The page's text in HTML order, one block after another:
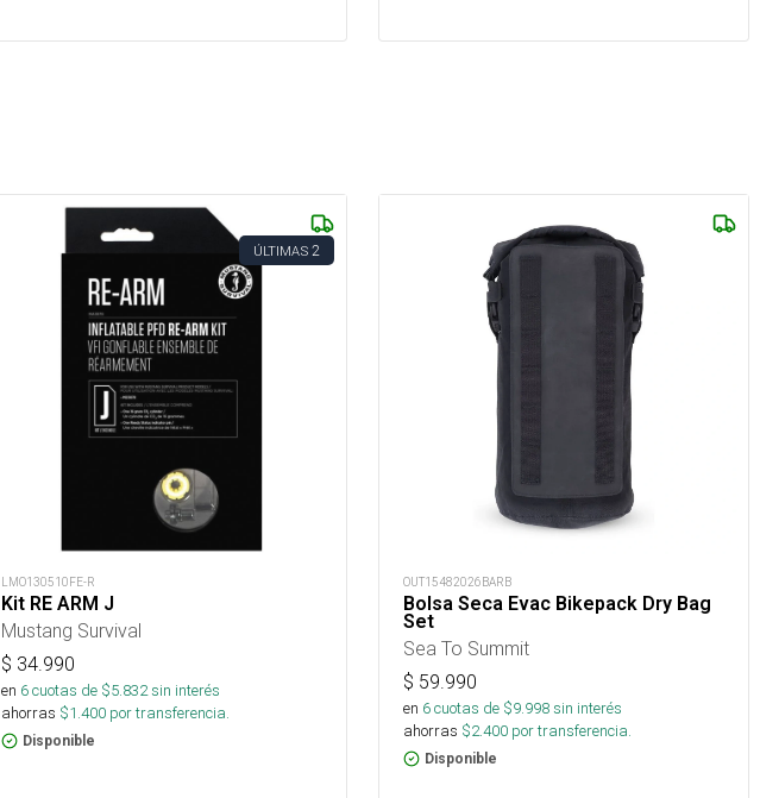
ÚLTIMAS 2
LMO130510FE-R
Kit RE ARM J
Mustang Survival
$ 34.990
en 6cuotas de $5.832sin interés
ahorras $1.400 por transferencia.
Disponible
OUT15482026BARB
Bolsa Seca Evac Bikepack Dry Bag
Set
Sea To Summit
$ 59.990
en 6cuotas de $9.998sin interés
ahorras $2.400 por transferencia.
Disponible